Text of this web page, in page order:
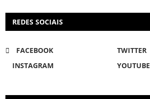
REDES SOCIAIS
FACEBOOK
TWITTER
INSTAGRAM
YOUTUBE